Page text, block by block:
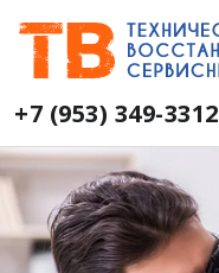
+7 (953) 349-3312